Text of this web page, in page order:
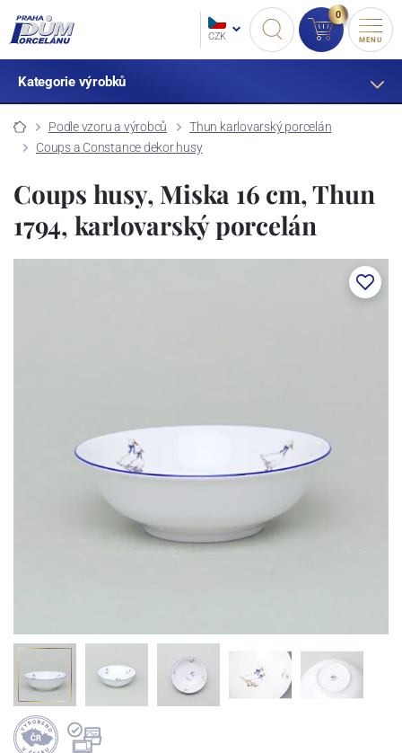
CZK
0
MENU
Kategorie výrobků
Podle vzoru a výrobců
Thun karlovarský porcelán
Coups a Constance dekor husy
Coups husy, Miska 16 cm, Thun
1794, karlovarský porcelán